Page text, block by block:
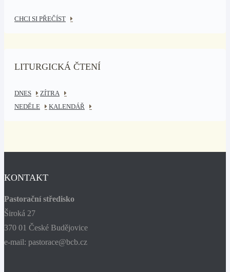
CHCI SI PŘEČÍST
LITURGICKÁ ČTENÍ
DNES
ZÍTRA
NEDĚLE
KALENDÁŘ
KONTAKT
Pastorační středisko
Široká 27
370 01 České Budějovice
e-mail: pastorace@bcb.cz